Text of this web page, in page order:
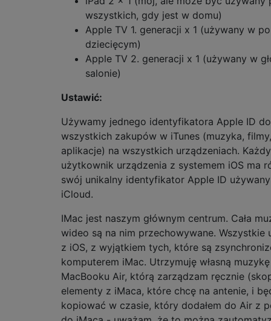
wszystkich, gdy jest w domu)
Apple TV 1. generacji x 1 (używany w
dziecięcym)
Apple TV 2. generacji x 1 (używany w
salonie)
Ustawić:
Używamy jednego identyfikatora Apple ID do
wszystkich zakupów w iTunes (muzyka,
aplikacje) na wszystkich urządzeniach. Każdy
użytkownik urządzenia z systemem iOS ma
swój unikalny identyfikator Apple ID używany
iCloud.
IMac jest naszym głównym centrum. Cała
wideo są na nim przechowywane. Wszystkie
z iOS, z wyjątkiem tych, które są
komputerem iMac. Utrzymuję własną
MacBooku Air, którą zarządzam ręcznie
elementy z iMaca, które chcę na antenie, i
kopiować w czasie, który dodałem do Air z